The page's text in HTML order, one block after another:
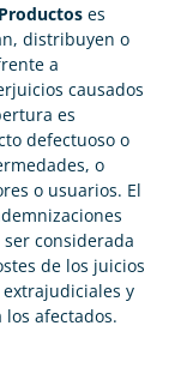
es
distribuyen o
a
causados
es
defectuoso o
o
o usuarios. El
considerada
de los juicios
y
afectados.